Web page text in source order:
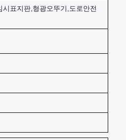
표지판,형광오뚜기,도로안전